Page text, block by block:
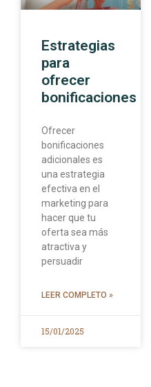
Estrategias
para
ofrecer
bonificaciones
Ofrecer
bonificaciones
adicionales es
una estrategia
efectiva en el
marketing para
hacer que tu
oferta sea más
atractiva y
persuadir
LEER COMPLETO »
15/01/2025